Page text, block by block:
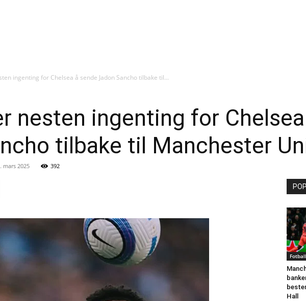
ingenting for Chelsea å sende Jadon Sancho tilbake til...
nesten ingenting for
tilbake til Manchester
mars 2025 392
Fotball
Hall